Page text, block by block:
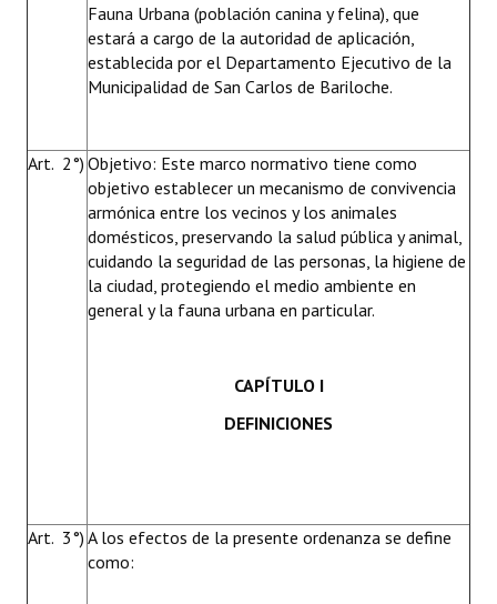
Fauna Urbana (población canina y felina), que
estará a cargo de la autoridad de aplicación,
establecida por el Departamento Ejecutivo de la
Municipalidad de San Carlos de Bariloche.
Art. 2°) Objetivo: Este marco normativo tiene como
objetivo establecer un mecanismo de convivencia
armónica entre los vecinos y los animales
domésticos, preservando la salud pública y animal,
cuidando la seguridad de las personas, la higiene de
la ciudad, protegiendo el medio ambiente en
general y la fauna urbana en particular.
CAPÍTULO I
DEFINICIONES
Art. 3°) A los efectos de la presente ordenanza se define
como: